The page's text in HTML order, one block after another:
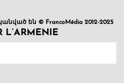
են © FrancoMédia 2012-2025
L’ARMENIE